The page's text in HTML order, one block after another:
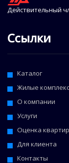
Действительный
Ссылки
Каталог
Жилые
О компании
Услуги
Оценка
Для клиента
Контакты